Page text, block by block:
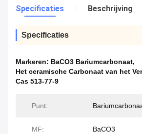
Specificaties Beschrijving
Specificaties
Markeren: BaCO3 Bariumcarbonaat,
Het ceramische Carbonaat van het
Cas 513-77-9
Punt:
MF: BaCO3